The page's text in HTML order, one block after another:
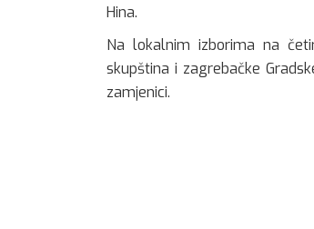
Hina.
Na lokalnim izborima na
skupština i zagrebačke
zamjenici.